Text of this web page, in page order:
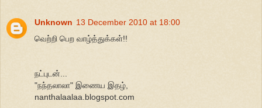
Unknown 13 December 2010 at 18:00
வெற்றி பெற வாழ்த்துக்கள்!!
நட்புடன்...
"நந்தலாலா" இணைய இதழ்,
nanthalaalaa.blogspot.com